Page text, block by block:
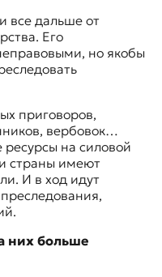
все дальше от
Его
но якобы
приговоров,
вербовок…
ресурсы на силовой
страны имеют
И в ход идут
них больше